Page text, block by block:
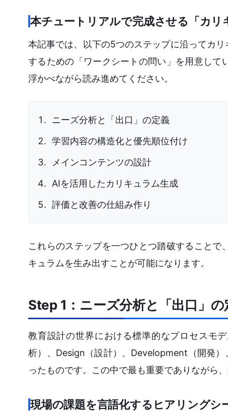
本チュートリアルで完成させる「カリ
本記事では、以下の5つのステップに沿ってカ
するための「ワークシートの問い」を用意して
浮かべながら読み進めてください。
ニーズ分析と「出口」の定義
学習内容の構造化と優先順位付け
メインコンテンツの設計
AIを活用したカリキュラム生成
評価と改善の仕組み作り
これらのステップを一つひとつ踏破することで
キュラムを生み出すことが可能になります。
Step 1：ニーズ分析と「出口」の
教育設計の世界における標準的なプロセスモ
析）、Design（設計）、Development（開発
ったものです。この中で最も重要でありながら
現場の課題を言語化するヒアリングシ